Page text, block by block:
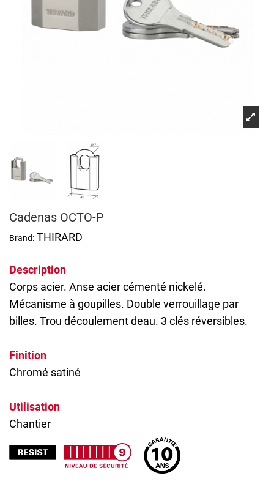
Cadenas OCTO-P
Brand: THIRARD
Description
Corps acier. Anse acier cémenté nickelé.
Mécanisme à goupilles. Double verrouillage par
billes. Trou découlement deau. 3 clés réversibles.
Finition
Chromé satiné
Utilisation
Chantier